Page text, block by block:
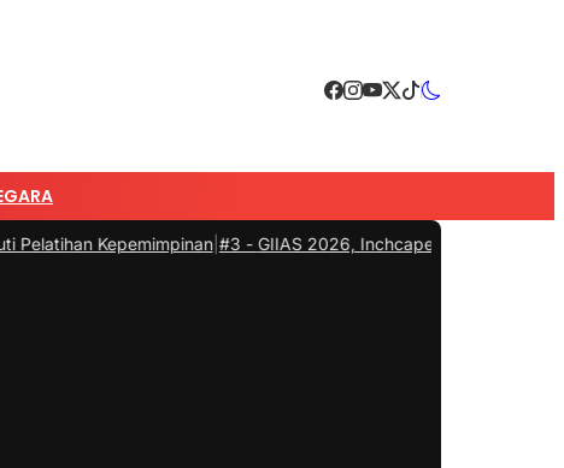
|#3 -GIIAS 2026, Inchcape GWM Indonesia